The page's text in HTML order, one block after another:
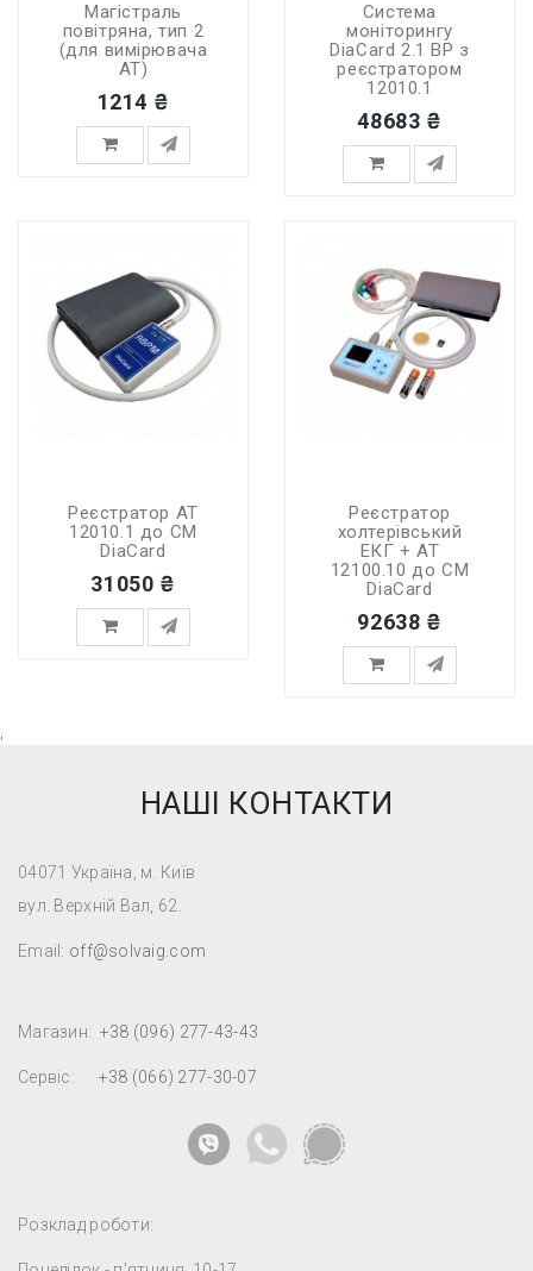
Магістраль
повітряна, тип 2
(для вимірювача
АТ)
1214 ₴
Система
моніторингу
DiaCard 2.1 BP з
реєстратором
12010.1
48683 ₴
Реєстратор АТ
12010.1 до СМ
DiaCard
31050 ₴
Реєстратор
холтерівський
ЕКГ + АТ
12100.10 до СМ
DiaCard
92638 ₴
,
НАШІ КОНТАКТИ
04071 Україна, м. Київ
вул. Верхній Вал, 62.
Email: off@solvaig.com
Магазин: +38 (096) 277-43-43
Сервіс: +38 (066) 277-30-07
Розклад роботи: